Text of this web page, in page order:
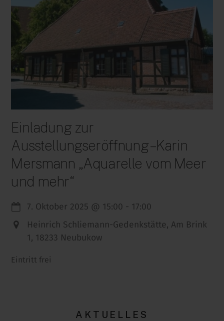
Einladung zur
Ausstellungseröffnung – Karin
Mersmann „Aquarelle vom Meer
und mehr“
7. Oktober 2025 @ 15:00 - 17:00
Heinrich Schliemann-Gedenkstätte, Am Brink
1, 18233 Neubukow
Eintritt frei
AKTUELLES